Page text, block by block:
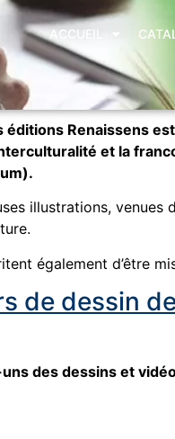
ACCUEIL
éditions Renaissens
et la
illustrations,
également d’être
de dessin
des dessins et